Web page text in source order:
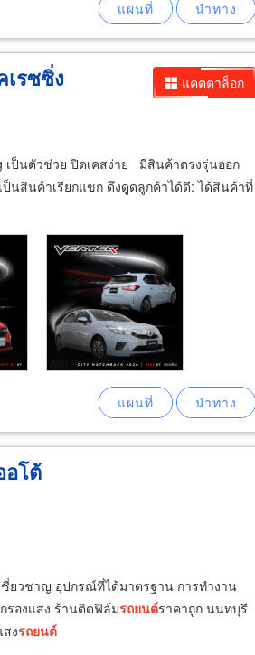
แคตตาล็อก
เรซซิ่ง
เป็นตัวช่วย ปิดเคสง่าย มีสินค้าตรงรุ่นออก
ป็นสินค้าเรียกแขก ดึงดูดลูกค้าได้ดี: ได้สินค้าที่
โต้
ชี่ยวชาญ อุปกรณ์ที่ได้มาตรฐาน การทำงาน
รองแสง ร้านติดฟิล์มรถยนต์ราคาถูก นนทบุรี
งรถยนต์